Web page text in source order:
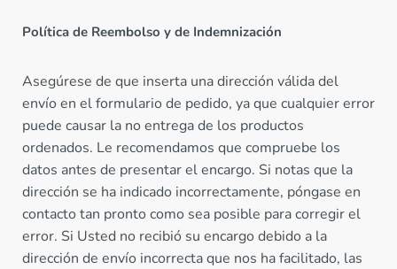
Política de Reembolso y de Indemnización
Asegúrese de que inserta una dirección válida del
envío en el formulario de pedido, ya que cualquier error
puede causar la no entrega de los productos
ordenados. Le recomendamos que compruebe los
datos antes de presentar el encargo. Si notas que la
dirección se ha indicado incorrectamente, póngase en
contacto tan pronto como sea posible para corregir el
error. Si Usted no recibió su encargo debido a la
dirección de envío incorrecta que nos ha facilitado, las